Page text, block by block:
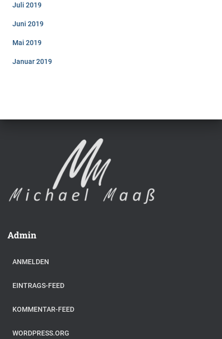
Juli 2019
Juni 2019
Mai 2019
Januar 2019
Admin
ANMELDEN
EINTRAGS-FEED
KOMMENTAR-FEED
WORDPRESS.ORG